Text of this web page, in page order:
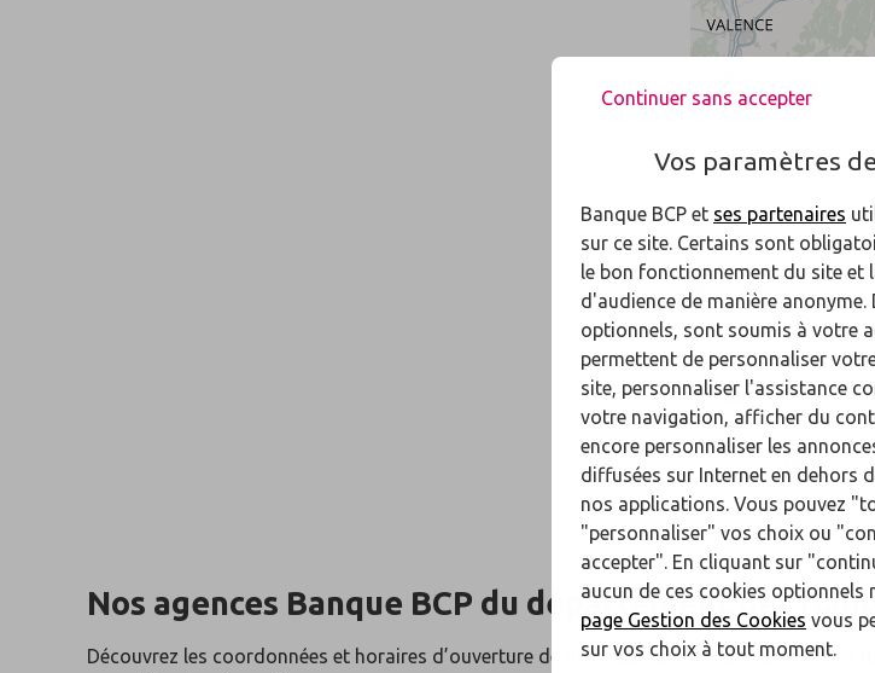
Nos agences Banque BCP du département des
Découvrez les coordonnées et horaires d’ouverture de nos agences du département des
Continuer sans accepter
Vos paramètres
Banque BCP et ses partenaires
sur ce site. Certains sont
le bon fonctionnement du site et
d'audience de manière anonyme.
optionnels, sont soumis à votre
permettent de personnaliser
site, personnaliser l'assistance
votre navigation, afficher du
encore personnaliser les
diffusées sur Internet en dehors
nos applications. Vous pouvez
"personnaliser" vos choix ou
accepter". En cliquant sur
aucun de ces cookies optionnels
page Gestion des Cookies vous
sur vos choix à tout moment.